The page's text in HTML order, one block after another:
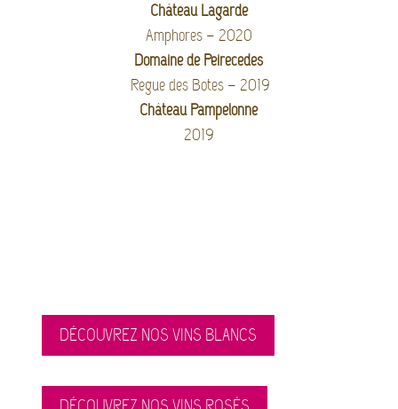
Château Lagarde
Amphores – 2020
Domaine de Peirecedes
Regue des Botes – 2019
Château Pampelonne
2019
DÉCOUVREZ NOS VINS BLANCS